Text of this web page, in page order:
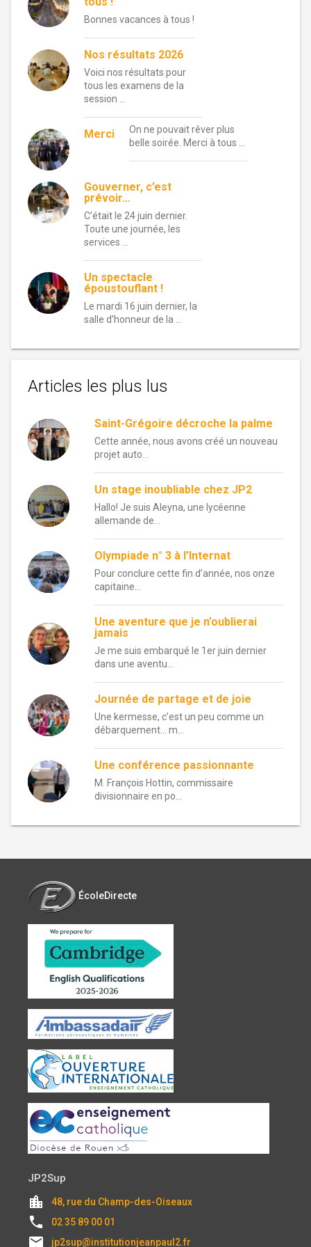
Bonnes vacances à tous !
Nos résultats 2026
Voici nos résultats pour
tous les examens de la
session …
Merci
On ne pouvait rêver plus
belle soirée. Merci à tous …
Gouverner, c’est
prévoir…
C’était le 24 juin dernier.
Toute une journée, les
services …
Un spectacle
époustouflant !
Le mardi 16 juin dernier, la
salle d’honneur de la …
Articles les plus lus
Saint-Grégoire décroche la palme
Cette année, nous avons créé un nouveau
projet auto...
Un stage inoubliable chez JP2
Hallo! Je suis Aleyna, une lycéenne
allemande de...
Olympiade n° 3 à l’Internat
Pour conclure cette fin d’année, nos onze
capitaine...
Une aventure que je n’oublierai
jamais
Je me suis embarqué le 1er juin dernier
dans une aventu...
Journée de partage et de joie
Une kermesse, c’est un peu comme un
débarquement… m...
Une conférence passionnante
M. François Hottin, commissaire
divisionnaire en po...
ÉcoleDirecte
JP2Sup
location_city 48, rue du Champ-des-Oiseaux
local_phone 02 35 89 00 01
email jp2sup@institutionjeanpaul2.fr